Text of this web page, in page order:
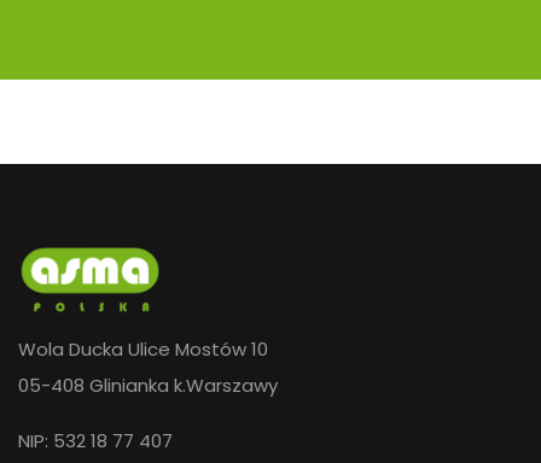
Wola Ducka Ulice Mostów 10
05-408 Glinianka k.Warszawy
NIP: 532 18 77 407